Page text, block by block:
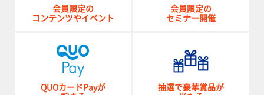
会員限定の
コンテンツやイベント
会員限定の
セミナー開催
QUOカードPayが
抽選で豪華賞品が